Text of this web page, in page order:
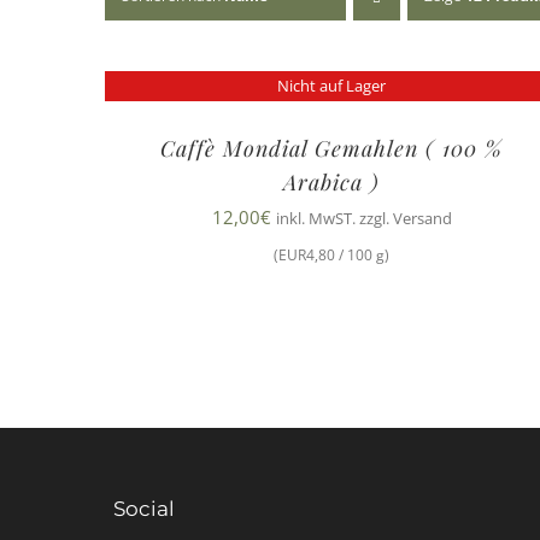
Nicht auf Lager
Caffè Mondial Gemahlen ( 100 %
Arabica )
12,00€ inkl. MwST. zzgl. Versand
(EUR4,80 / 100 g)
Social